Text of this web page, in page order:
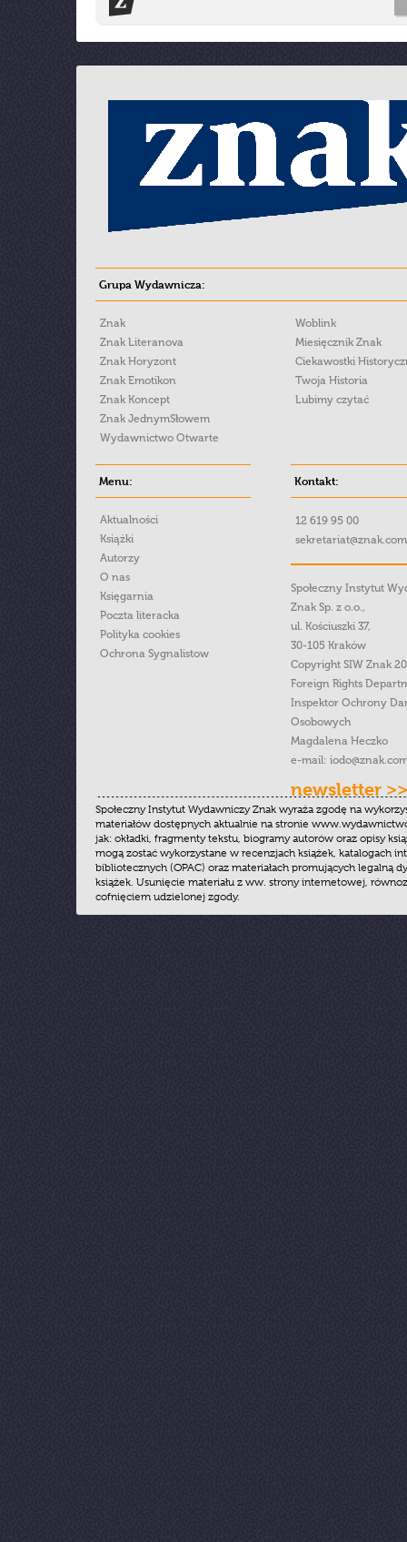
Grupa Wydawnicza:
Znak
Znak Literanova
Znak Horyzont
Znak Emotikon
Znak Koncept
Znak JednymSłowem
Wydawnictwo Otwarte
Woblink
Miesięcznik Znak
Ciekawostki
Twoja Historia
Lubimy czytać
Menu:
Aktualności
Książki
Autorzy
O nas
Księgarnia
Poczta literacka
Polityka cookies
Ochrona Sygnalistow
Kontakt:
12 619 95 00
Społeczny Instytut
Znak Sp. z o.o.,
ul. Kościuszki 37,
30-105 Kraków
Copyright SIW Znak
Foreign Rights
Inspektor Ochrony
Osobowych
Magdalena Heczko
e-mail:
newsletter >>
Społeczny Instytut Wydawniczy Znak wyraża zgodę na
materiałów dostępnych aktualnie na stronie
jak: okładki, fragmenty tekstu, biogramy autorów oraz opisy
mogą zostać wykorzystane w recenzjach książek, katalogach
bibliotecznych (OPAC) oraz materiałach promujących legalną
książek. Usunięcie materiału z ww. strony internetowej,
cofnięciem udzielonej zgody.